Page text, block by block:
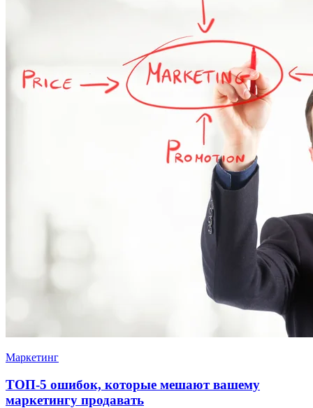
Маркетинг
ТОП-5 ошибок, которые мешают вашему
маркетингу продавать